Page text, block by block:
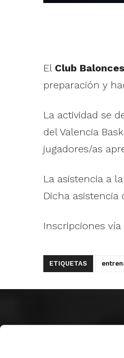
El Club
preparación y
La actividad se
del Valencia
jugadores/as
La asistencia a
Dicha
Inscripciones vía
ETIQUETAS